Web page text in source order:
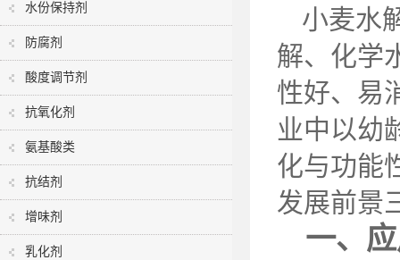
水份保持剂
防腐剂
酸度调节剂
抗氧化剂
氨基酸类
抗结剂
增味剂
乳化剂
小麦水
解、化学
性好、易
业中以幼
化与功能
发展前景
一、